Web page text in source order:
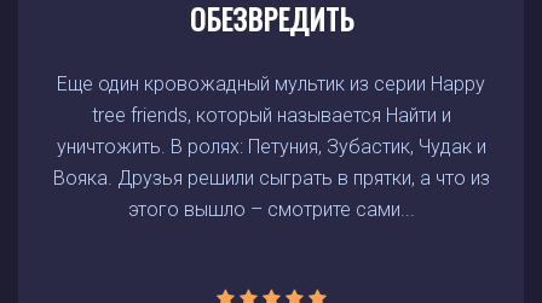
ОБЕЗВРЕДИТЬ
Еще один кровожадный мультик из серии Happy
tree friends, который называется Найти и
уничтожить. В ролях: Петуния, Зубастик, Чудак и
Вояка. Друзья решили сыграть в прятки, а что из
этого вышло – смотрите сами...